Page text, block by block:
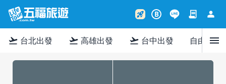
rocket_launch B contract person
flight_takeoff 台北出發 flight_takeoff 高雄出發 flight_takeoff 台中出發 自由行menu